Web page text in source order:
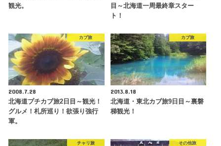
観光。
目～北海道一周最終章スター
ト！
カブ旅
2008.7.28
北海道プチカブ旅2日目～観光！
グルメ！札所巡り！欲張り強行
軍。
カブ旅
2013.8.18
北海道・東北カブ旅9日目～裏磐
梯観光！
チャリ旅 その他旅